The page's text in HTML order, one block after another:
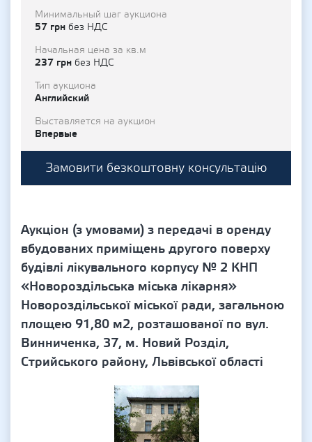
Минимальный шаг аукциона
57 грн без НДС
Начальная цена за кв.м
237 грн без НДС
Тип аукциона
Английский
Выставляется на аукцион
Впервые
Замовити безкоштовну консультацію
Аукціон (з умовами) з передачі в оренду
вбудованих приміщень другого поверху
будівлі лікувального корпусу № 2 КНП
«Новороздільська міська лікарня»
Новороздільської міської ради, загальною
площею 91,80 м2, розташованої по вул.
Винниченка, 37, м. Новий Розділ,
Стрийського району, Львівської області